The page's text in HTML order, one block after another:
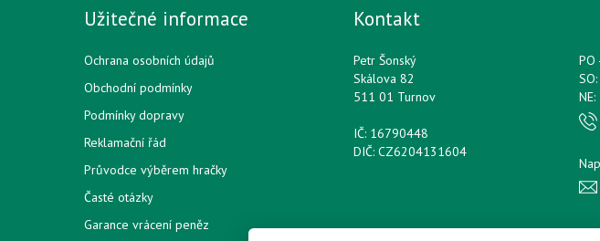
Užitečné informace
Ochrana osobních údajů
Obchodní podmínky
Podmínky dopravy
Reklamační řád
Průvodce výběrem hračky
Časté otázky
Garance vrácení peněz
Kontakt
Petr Šonský
Skálova 82
511 01 Turnov
IČ: 16790448
DIČ: CZ6204131604
PO